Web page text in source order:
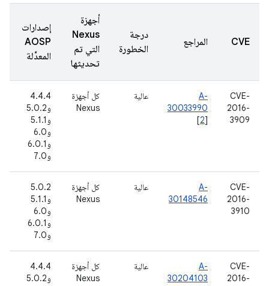
CVE المراجع
درجة
الخطورة
أجهزة
Nexus
التي تم
تحديثها
إصدارات
AOSP
المعدَّلة
CVE-
2016-
3909
A-
30033990
[2]
عالية
كل أجهزة
Nexus
4.4.4
و5.0.2
و5.1.1
و6.0
و6.0.1
و7.0
CVE-
2016-
3910
A-
30148546
عالية
كل أجهزة
Nexus
5.0.2
و5.1.1
و6.0
و6.0.1
و7.0
CVE-
2016-
A-
30204103
عالية
كل أجهزة
Nexus
4.4.4
و5.0.2